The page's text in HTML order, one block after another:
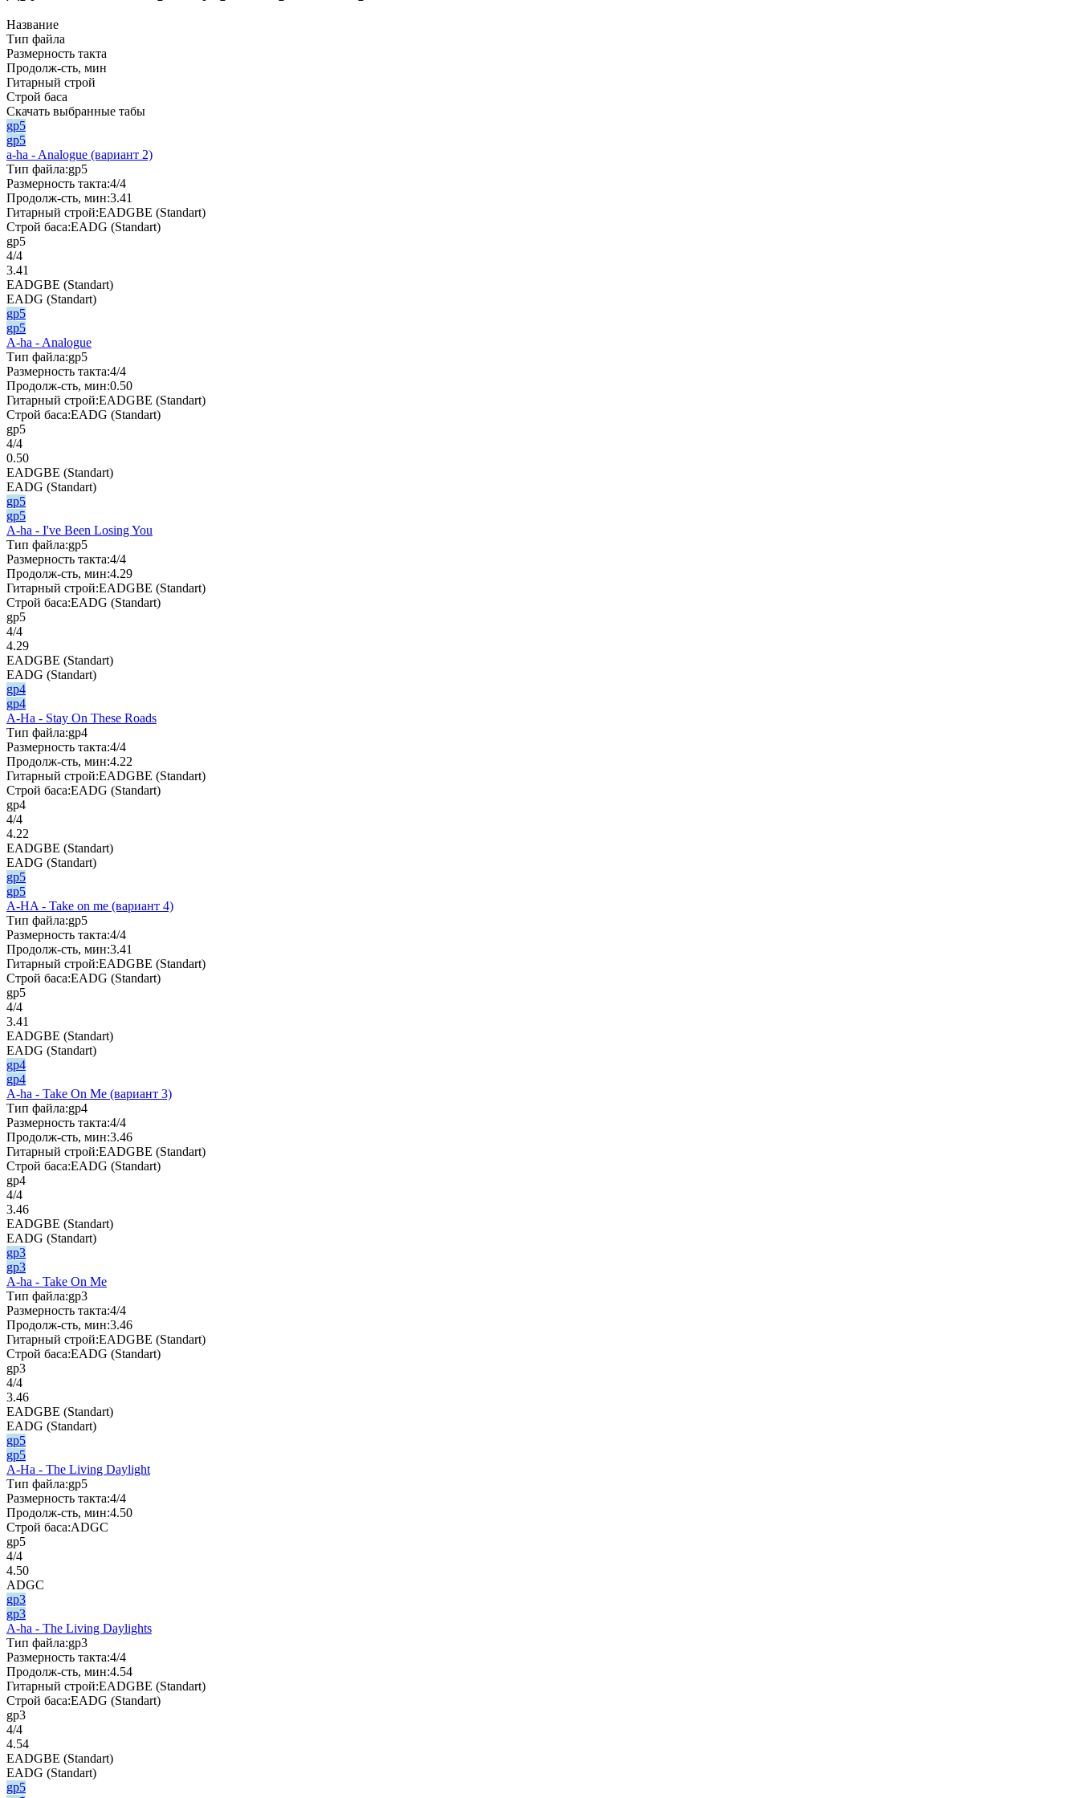
Название
Тип файла
Размерность такта
Продолж-сть, мин
Гитарный строй
Строй баса
Скачать выбранные табы
gp5
gp5
a-ha - Analogue (вариант 2)
Тип файла:gp5
Размерность такта:4/4
Продолж-сть, мин:3.41
Гитарный строй:EADGBE (Standart)
Строй баса:EADG (Standart)
gp5
4/4
3.41
EADGBE (Standart)
EADG (Standart)
gp5
gp5
A-ha - Analogue
Тип файла:gp5
Размерность такта:4/4
Продолж-сть, мин:0.50
Гитарный строй:EADGBE (Standart)
Строй баса:EADG (Standart)
gp5
4/4
0.50
EADGBE (Standart)
EADG (Standart)
gp5
gp5
A-ha - I've Been Losing You
Тип файла:gp5
Размерность такта:4/4
Продолж-сть, мин:4.29
Гитарный строй:EADGBE (Standart)
Строй баса:EADG (Standart)
gp5
4/4
4.29
EADGBE (Standart)
EADG (Standart)
gp4
gp4
A-Ha - Stay On These Roads
Тип файла:gp4
Размерность такта:4/4
Продолж-сть, мин:4.22
Гитарный строй:EADGBE (Standart)
Строй баса:EADG (Standart)
gp4
4/4
4.22
EADGBE (Standart)
EADG (Standart)
gp5
gp5
A-HA - Take on me (вариант 4)
Тип файла:gp5
Размерность такта:4/4
Продолж-сть, мин:3.41
Гитарный строй:EADGBE (Standart)
Строй баса:EADG (Standart)
gp5
4/4
3.41
EADGBE (Standart)
EADG (Standart)
gp4
gp4
A-ha - Take On Me (вариант 3)
Тип файла:gp4
Размерность такта:4/4
Продолж-сть, мин:3.46
Гитарный строй:EADGBE (Standart)
Строй баса:EADG (Standart)
gp4
4/4
3.46
EADGBE (Standart)
EADG (Standart)
gp3
gp3
A-ha - Take On Me
Тип файла:gp3
Размерность такта:4/4
Продолж-сть, мин:3.46
Гитарный строй:EADGBE (Standart)
Строй баса:EADG (Standart)
gp3
4/4
3.46
EADGBE (Standart)
EADG (Standart)
gp5
gp5
A-Ha - The Living Daylight
Тип файла:gp5
Размерность такта:4/4
Продолж-сть, мин:4.50
Строй баса:ADGC
gp5
4/4
4.50
ADGC
gp3
gp3
A-ha - The Living Daylights
Тип файла:gp3
Размерность такта:4/4
Продолж-сть, мин:4.54
Гитарный строй:EADGBE (Standart)
Строй баса:EADG (Standart)
gp3
4/4
4.54
EADGBE (Standart)
EADG (Standart)
gp5